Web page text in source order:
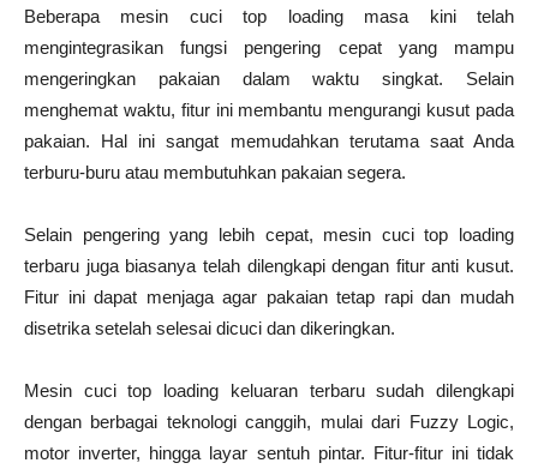
Beberapa mesin cuci top loading masa kini telah
mengintegrasikan fungsi pengering cepat yang mampu
mengeringkan pakaian dalam waktu singkat. Selain
menghemat waktu, fitur ini membantu mengurangi kusut pada
pakaian. Hal ini sangat memudahkan terutama saat Anda
terburu-buru atau membutuhkan pakaian segera.
Selain pengering yang lebih cepat, mesin cuci top loading
terbaru juga biasanya telah dilengkapi dengan fitur anti kusut.
Fitur ini dapat menjaga agar pakaian tetap rapi dan mudah
disetrika setelah selesai dicuci dan dikeringkan.
Mesin cuci top loading keluaran terbaru sudah dilengkapi
dengan berbagai teknologi canggih, mulai dari Fuzzy Logic,
motor inverter, hingga layar sentuh pintar. Fitur-fitur ini tidak